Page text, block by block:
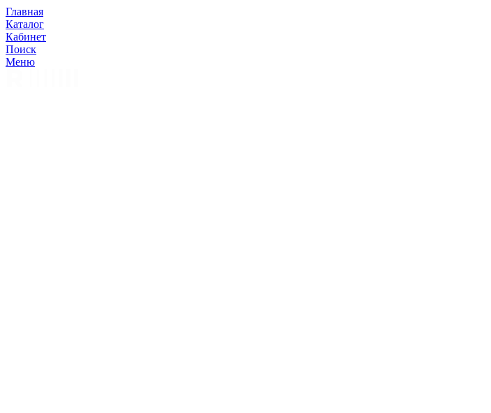
Главная
Каталог
Кабинет
Поиск
Меню